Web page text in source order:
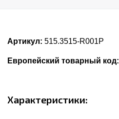
Артикул: 515.3515-R001P
Европейский товарный код:
Характеристики: